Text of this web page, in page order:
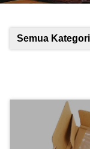
Semua Kategori